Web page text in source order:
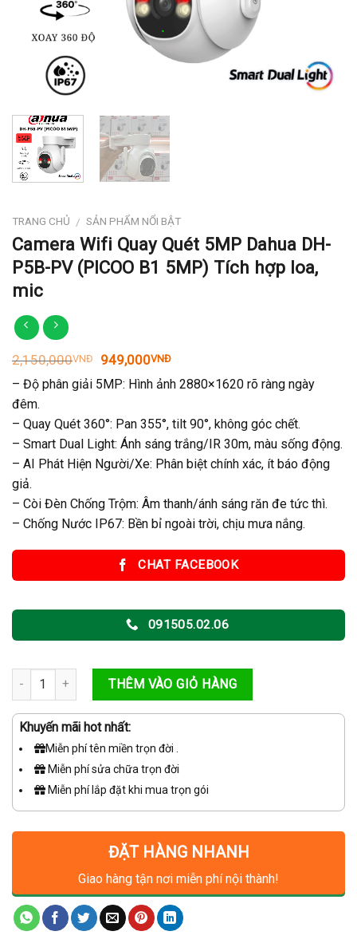
TRANG CHỦ / SẢN PHẨM NỔI BẬT
Camera Wifi Quay Quét 5MP Dahua DH-
P5B-PV (PICOO B1 5MP) Tích hợp loa,
mic
2,150,000VNĐ
Giá
là:
949,000VNĐGiá
tại
– Độ phân giải 5MP: Hình ảnh 2880×1620 rõ ràng ngày
đêm.
– Quay Quét 360°: Pan 355°, tilt 90°, không góc chết.
– Smart Dual Light: Ánh sáng trắng/IR 30m, màu sống động.
– AI Phát Hiện Người/Xe: Phân biệt chính xác, ít báo động
giả.
– Còi Đèn Chống Trộm: Âm thanh/ánh sáng răn đe tức thì.
– Chống Nước IP67: Bền bỉ ngoài trời, chịu mưa nắng.
CHAT FACEBOOK
091505.02.06
Camera Wifi Quay Quét 5MP Dahua DH-P5B-PV (PICOO B1 5MP)
THÊM VÀO GIỎ HÀNG
Khuyến mãi hot nhất:
Miễn phí tên miền trọn đời .
Miễn phí sửa chữa trọn đời
Miễn phí lắp đặt khi mua trọn gói
ĐẶT HÀNG NHANH
Giao hàng tận nơi miễn phí nội thành!